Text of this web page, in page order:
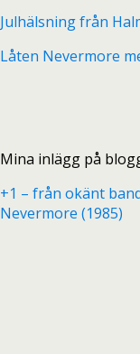
Julhälsning från
Låten Nevermore
Mina inlägg på
+1 – från okänt
Nevermore (1985)